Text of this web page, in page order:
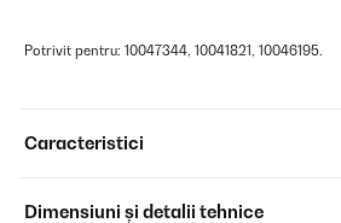
Potrivit pentru: 10047344, 10041821, 10046195.
Caracteristici
Dimensiuni și detalii tehnice